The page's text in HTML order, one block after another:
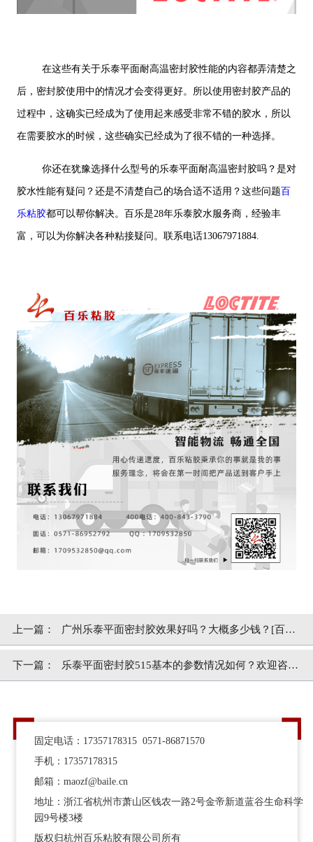
在这些有关于乐泰平面耐高温密封胶性能的内容都弄清楚之
后，密封胶使用中的情况才会变得更好。所以使用密封胶产品的
过程中，这确实已经成为了使用起来感受非常不错的胶水，所以
在需要胶水的时候，这些确实已经成为了很不错的一种选择。
你还在犹豫选择什么型号的乐泰平面耐高温密封胶吗？是对
胶水性能有疑问？还是不清楚自己的场合适不适用？这些问题百
乐粘胶都可以帮你解决。百乐是28年乐泰胶水服务商，经验丰
富，可以为你解决各种粘接疑问。联系电话13067971884.
上一篇： 广州乐泰平面密封胶效果好吗？大概多少钱？[百乐
粘胶]
下一篇： 乐泰平面密封胶515基本的参数情况如何？欢迎咨询
固定电话：17357178315 0571-86871570
手机：17357178315
邮箱：maozf@baile.cn
地址：浙江省杭州市萧山区钱农一路2号金帝新道蓝谷生命科学
园9号楼3楼
版权归杭州百乐粘胶有限公司所有